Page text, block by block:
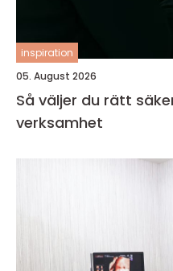
inspiration
05. August 2026
Så väljer du rätt
verksamhet